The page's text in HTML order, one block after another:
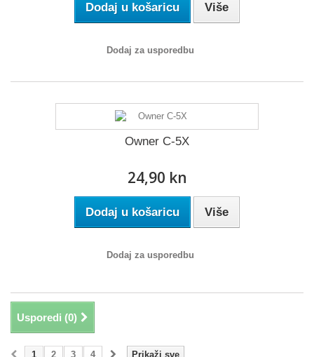
Dodaj u košaricu Više
Dodaj za usporedbu
Owner C-5X
24,90 kn
Dodaj u košaricu Više
Dodaj za usporedbu
Usporedi (0)
Prikaži sve
1 2 3 4